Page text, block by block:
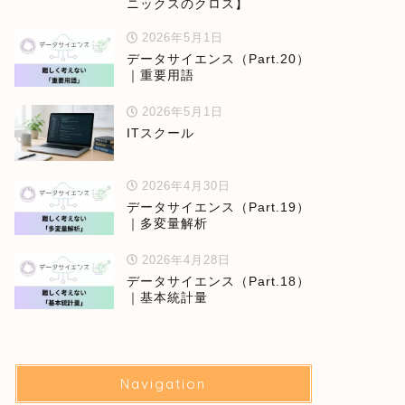
ニックスのクロス】
2026年5月1日
データサイエンス（Part.20）
｜重要用語
2026年5月1日
ITスクール
2026年4月30日
データサイエンス（Part.19）
｜多変量解析
2026年4月28日
データサイエンス（Part.18）
｜基本統計量
Navigation